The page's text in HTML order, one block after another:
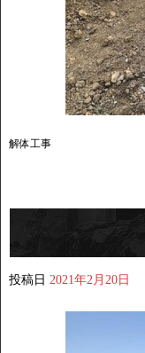
解体工事
投稿日 2021年2月20日